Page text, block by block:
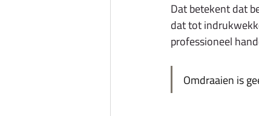
Dat betekent dat
dat tot
professioneel
Omdraaien is